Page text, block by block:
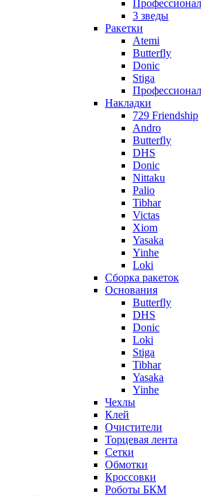
3 зведы
Ракетки
Atemi
Butterfly
Donic
Stiga
Накладки
729 Friendship
Andro
Butterfly
DHS
Donic
Nittaku
Palio
Tibhar
Victas
Xiom
Yasaka
Yinhe
Loki
Сборка ракеток
Основания
Butterfly
DHS
Donic
Loki
Stiga
Tibhar
Yasaka
Yinhe
Чехлы
Клей
Очистители
Торцевая лента
Сетки
Обмотки
Кроссовки
Роботы БКМ